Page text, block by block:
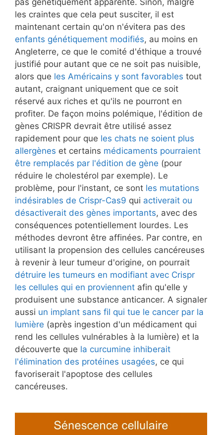
pas génétiquement apparenté. Sinon, malgré
les craintes que cela peut susciter, il est
maintenant certain qu'on n'évitera pas des
enfants génétiquement modifiés, au moins en
Angleterre, ce que le comité d'éthique a trouvé
justifié pour autant que ce ne soit pas nuisible,
alors que les Américains y sont favorables tout
autant, craignant uniquement que ce soit
réservé aux riches et qu'ils ne pourront en
profiter. De façon moins polémique, l'édition de
gènes CRISPR devrait être utilisé assez
rapidement pour que les chats ne soient plus
allergènes et certains médicaments pourraient
être remplacés par l'édition de gène (pour
réduire le cholestérol par exemple). Le
problème, pour l'instant, ce sont les mutations
indésirables de Crispr-Cas9 qui activerait ou
désactiverait des gènes importants, avec des
conséquences potentiellement lourdes. Les
méthodes devront être affinées. Par contre, en
utilisant la propension des cellules cancéreuses
à revenir à leur tumeur d'origine, on pourrait
détruire les tumeurs en modifiant avec Crispr
les cellules qui en proviennent afin qu'elle y
produisent une substance anticancer. A signaler
aussi un implant sans fil qui tue le cancer par la
lumière (après ingestion d'un médicament qui
rend les cellules vulnérables à la lumière) et la
découverte que la curcumine inhiberait
l'élimination des protéines usagées, ce qui
favoriserait l'apoptose des cellules
cancéreuses.